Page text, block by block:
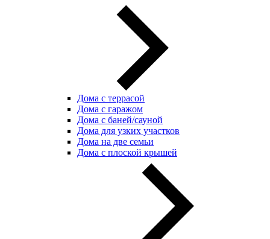
Дома с террасой
Дома с гаражом
Дома с баней/сауной
Дома для узких участков
Дома на две семьи
Дома с плоской крышей